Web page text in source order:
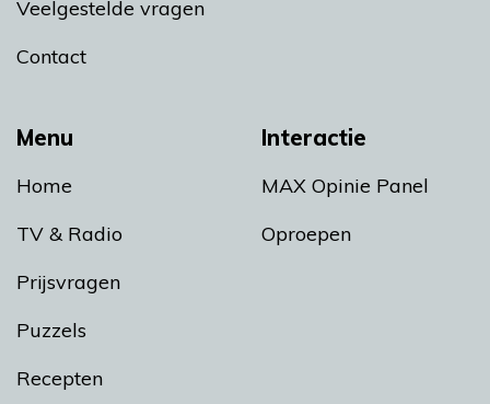
Menu
Home
TV & Radio
Prijsvragen
Puzzels
Recepten
Interactie
MAX Opinie Panel
Oproepen
Veelgestelde vragen
Contact